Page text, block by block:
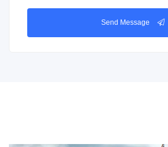
Send Message